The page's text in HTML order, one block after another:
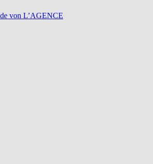
von L’AGENCE